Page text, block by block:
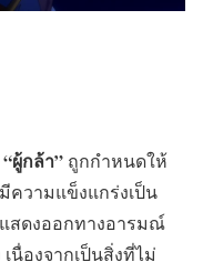
“ผู้กล้า” ถูกกำหนดให้
ความแข็งแกร่งเป็น
สดงออกทางอารมณ์
นื่องจากเป็นสิ่งที่ไม่